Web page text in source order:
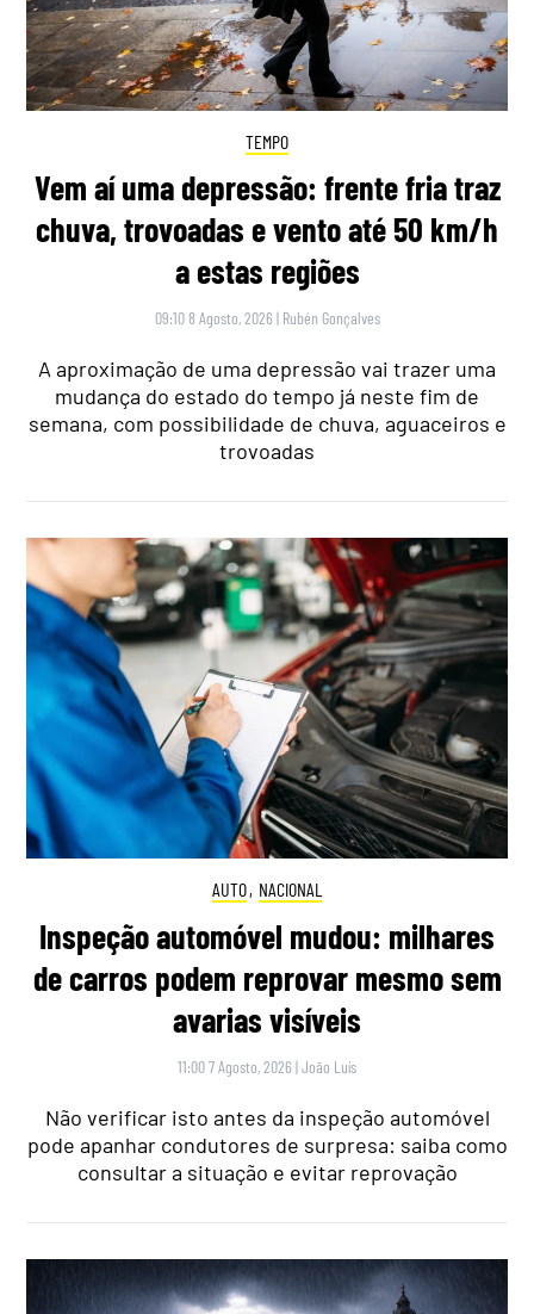
TEMPO
Vem aí uma depressão: frente fria traz
chuva, trovoadas e vento até 50 km/h
a estas regiões
09:10 8 Agosto, 2026 | Rubén Gonçalves
A aproximação de uma depressão vai trazer uma
mudança do estado do tempo já neste fim de
semana, com possibilidade de chuva, aguaceiros e
trovoadas
AUTO, NACIONAL
Inspeção automóvel mudou: milhares
de carros podem reprovar mesmo sem
avarias visíveis
11:00 7 Agosto, 2026 |João Luís
Não verificar isto antes da inspeção automóvel
pode apanhar condutores de surpresa: saiba como
consultar a situação e evitar reprovação